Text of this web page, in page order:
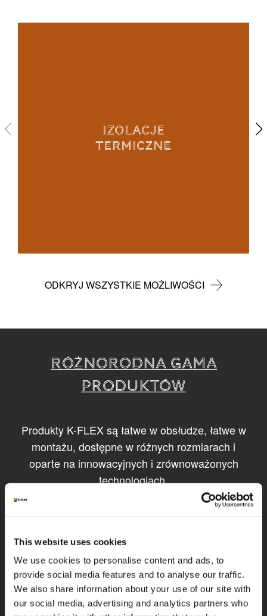
This website uses cookies
We use cookies to personalise content and ads, to
provide social media features and to analyse our traffic.
We also share information about your use of our site with
our social media, advertising and analytics partners who
IZOLACJE
TERMICZNE
ODKRYJ WSZYSTKIE MOŻLIWOŚCI
RÓŻNORODNA GAMA
PRODUKTÓW
Produkty K-FLEX są łatwe w obsłudze, łatwe w
montażu, dostępne w różnych rozmiarach i
oparte na innowacyjnych i zrównoważonych
technologiach.
1/11